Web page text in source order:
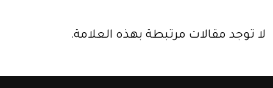
لا توجد مقالات مرتبطة بهذه العلامة.